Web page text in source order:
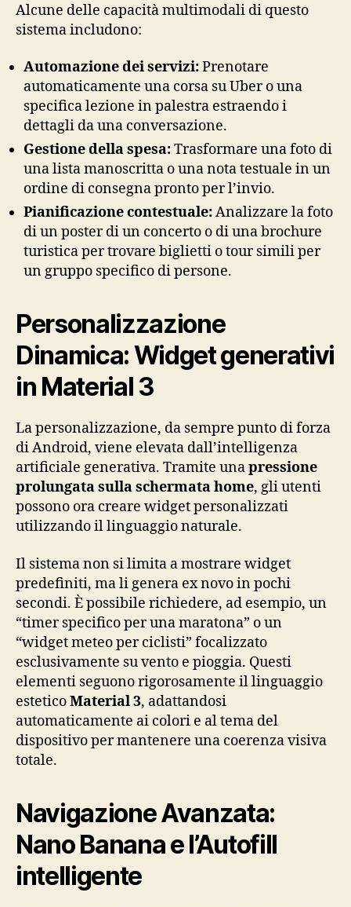
Alcune delle capacità multimodali di questo
sistema includono:
Automazione dei servizi:Prenotare
automaticamente una corsa su Uber o una
specifica lezione in palestra estraendo i
dettagli da una conversazione.
Gestione della spesa:Trasformare una foto di
una lista manoscritta o una nota testuale in un
ordine di consegna pronto per l’invio.
Pianificazione contestuale:Analizzare la foto
di un poster di un concerto o di una brochure
turistica per trovare biglietti o tour simili per
un gruppo specifico di persone.
Personalizzazione
Dinamica: Widget generativi
in Material 3
La personalizzazione, da sempre punto di forza
di Android, viene elevata dall’intelligenza
artificiale generativa. Tramite unapressione
prolungata sulla schermata home, gli utenti
possono ora creare widget personalizzati
utilizzando il linguaggio naturale.
Il sistema non si limita a mostrare widget
predefiniti, ma li genera ex novo in pochi
secondi. È possibile richiedere, ad esempio, un
“timer specifico per una maratona” o un
“widget meteo per ciclisti” focalizzato
esclusivamente su vento e pioggia. Questi
elementi seguono rigorosamente il linguaggio
esteticoMaterial 3, adattandosi
automaticamente ai colori e al tema del
dispositivo per mantenere una coerenza visiva
totale.
Navigazione Avanzata:
Nano Banana e l’Autofill
intelligente